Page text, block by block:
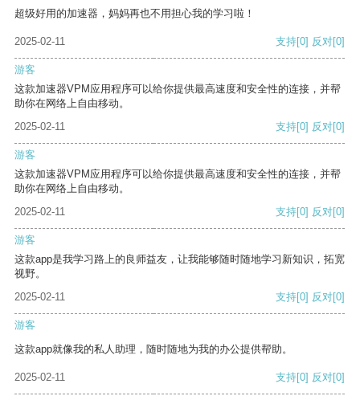
超级好用的加速器，妈妈再也不用担心我的学习啦！
2025-02-11 支持[0] 反对[0]
游客
这款加速器VPM应用程序可以给你提供最高速度和安全性的连接，并帮
助你在网络上自由移动。
2025-02-11
支持[0] 反对[0]
游客
这款加速器VPM应用程序可以给你提供最高速度和安全性的连接，并帮
助你在网络上自由移动。
2025-02-11
支持[0] 反对[0]
游客
这款app是我学习路上的良师益友，让我能够随时随地学习新知识，拓宽
视野。
2025-02-11
支持[0] 反对[0]
游客
这款app就像我的私人助理，随时随地为我的办公提供帮助。
2025-02-11 支持[0] 反对[0]